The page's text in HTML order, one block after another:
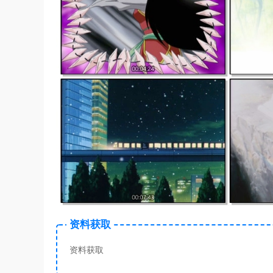
资料获取
资料获取